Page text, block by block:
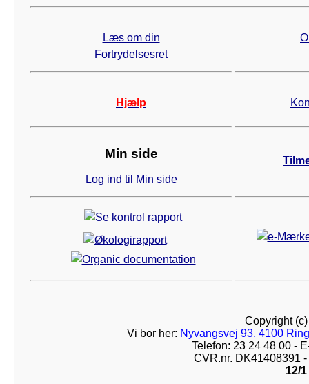
Læs om din
Fortrydelsesret
Hjælp
Min side
Log ind til Min side
Copyright
Vi bor her: Nyvangsvej 93, 4100
Telefon: 23 24 48 00 -
CVR.nr. DK41408391
12/1